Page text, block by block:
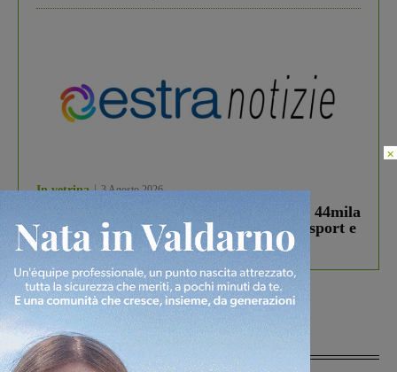
In vetrina 3 Agosto 2026
Estra Notizie agosto: Smart Cities, oltre 44mila
studenti coinvolti, torna il bando per lo sport e
debutta il podcast Estrair
Più lette
×